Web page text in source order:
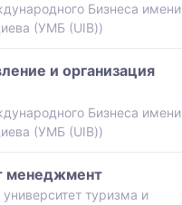
Бизнеса имени
(УМБ (UIB))
и организация
Бизнеса имени
(УМБ (UIB))
менеджмент
туризма и